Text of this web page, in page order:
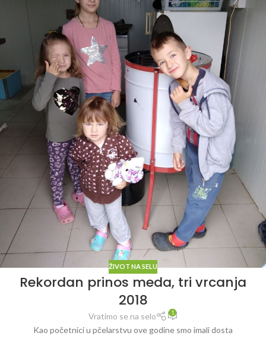
ŽIVOT NA SELU
Rekordan prinos meda, tri vrcanja
2018
Vratimo se na selo 1
Kao početnici u pčelarstvu ove godine smo imali dosta